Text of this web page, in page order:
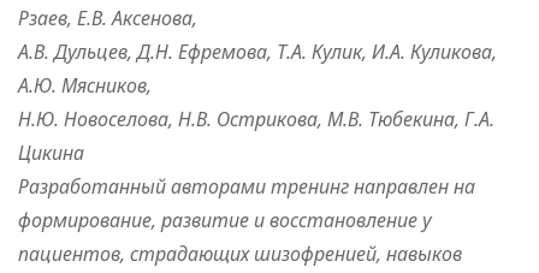
Рзаев, Е.В. Аксенова,
А.В. Дульцев, Д.Н. Ефремова, Т.А. Кулик, И.А. Куликова,
А.Ю. Мясников,
Н.Ю. Новоселова, Н.В. Острикова, М.В. Тюбекина, Г.А.
Цикина
Разработанный авторами тренинг направлен на
формирование, развитие и восстановление у
пациентов, страдающих шизофренией, навыков